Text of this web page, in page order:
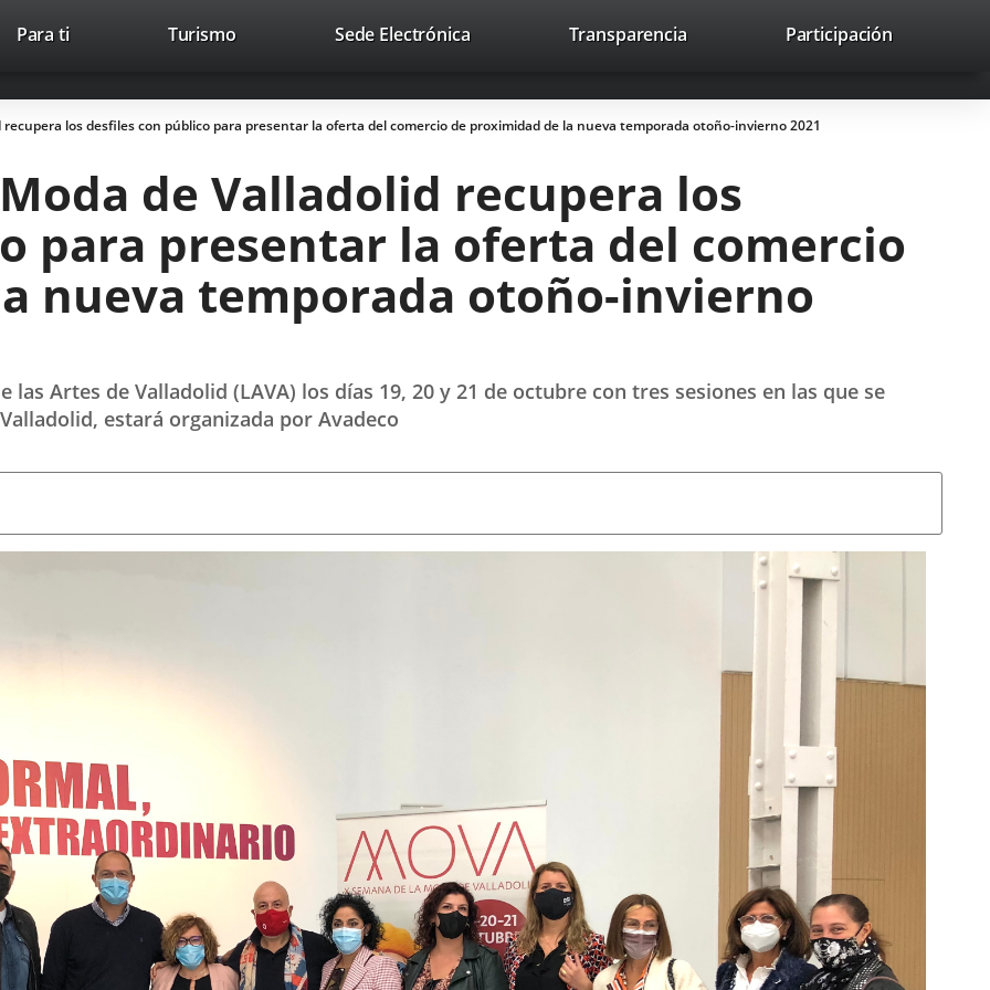
Trabaja con nosotros Contacto avaHeaderSocial
Enlace
una
aplicación
Enlace
una
aplicación
Enlace
una
aplicación
Buscar
Para ti TurismoEste
abrirá
en
ventana
nueva.
Sede ElectrónicaEnlace
aplicación
externa.
Transparencia Participación
recupera los desfiles con público para presentar la oferta del comercio de proximidad de la nueva temporada otoño-invierno 2021
de Valladolid recupera los
para presentar la oferta del comercio
nueva temporada otoño-invierno
las Artes de Valladolid (LAVA) los días 19, 20 y 21 de octubre con tres sesiones en las que se
estará organizada por Avadeco